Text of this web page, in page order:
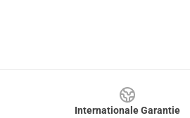
Internationale Garantie